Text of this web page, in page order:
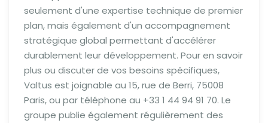
seulement d'une expertise technique de premier
plan, mais également d'un accompagnement
stratégique global permettant d'accélérer
durablement leur développement. Pour en savoir
plus ou discuter de vos besoins spécifiques,
Valtus est joignable au 15, rue de Berri, 75008
Paris, ou par téléphone au +33 1 44 94 91 70. Le
groupe publie également régulièrement des